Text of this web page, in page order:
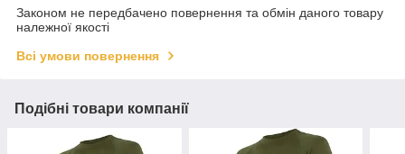
Законом не передбачено повернення та обмін даного товару
належної якості
Всі умови повернення
Подібні товари компанії